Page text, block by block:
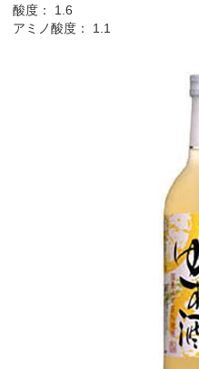
酸度： 1.6
アミノ酸度： 1.1